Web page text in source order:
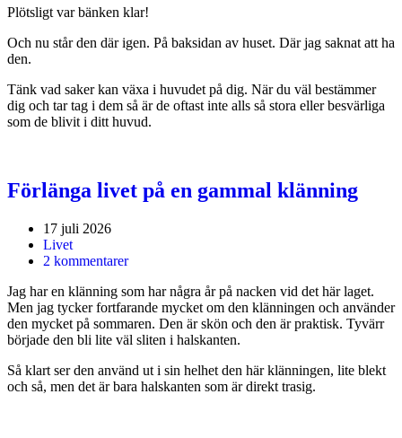
Plötsligt var bänken klar!
Och nu står den där igen. På baksidan av huset. Där jag saknat att ha
den.
Tänk vad saker kan växa i huvudet på dig. När du väl bestämmer
dig och tar tag i dem så är de oftast inte alls så stora eller besvärliga
som de blivit i ditt huvud.
Förlänga livet på en gammal klänning
17 juli 2026
Livet
2 kommentarer
Jag har en klänning som har några år på nacken vid det här laget.
Men jag tycker fortfarande mycket om den klänningen och använder
den mycket på sommaren. Den är skön och den är praktisk. Tyvärr
började den bli lite väl sliten i halskanten.
Så klart ser den använd ut i sin helhet den här klänningen, lite blekt
och så, men det är bara halskanten som är direkt trasig.